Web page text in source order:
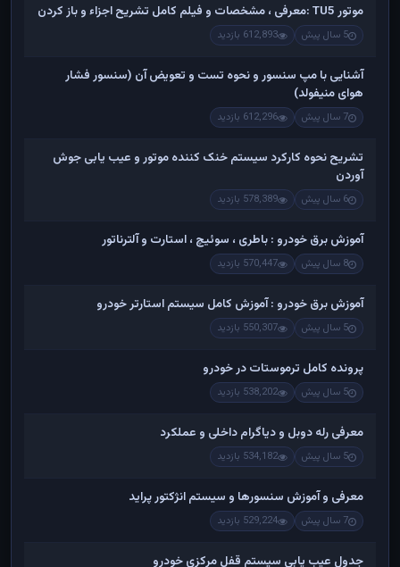
موتور TU5 :معرفی ، مشخصات و فیلم کامل تشریح اجزاء و باز کردن
5 سال پیش 612,893 بازدید
آشنایی با مپ سنسور و نحوه تست و تعویض آن (سنسور فشار
هوای منیفولد)
7 سال پیش 612,296 بازدید
تشریح نحوه کارکرد سیستم خنک کننده موتور و عیب یابی جوش
آوردن
6 سال پیش 578,389 بازدید
آموزش برق خودرو : باطری ، سوئیچ ، استارت و آلترناتور
8 سال پیش 570,447 بازدید
آموزش برق خودرو : آموزش کامل سیستم استارتر خودرو
5 سال پیش 550,307 بازدید
پرونده کامل ترموستات در خودرو
5 سال پیش 538,202 بازدید
معرفی رله دوبل و دیاگرام داخلی و عملکرد
5 سال پیش 534,182 بازدید
معرفی و آموزش سنسورها و سیستم انژکتور پراید
7 سال پیش 529,224 بازدید
جدول عیب یابی سیستم قفل مرکزی خودرو